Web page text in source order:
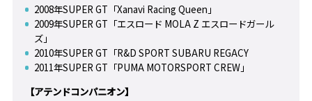
2008年SUPER GT「Xanavi Racing Queen」
2009年SUPER GT「エスロード MOLA Z エスロードガール
ズ」
2010年SUPER GT「R&D SPORT SUBARU REGACY
2011年SUPER GT「PUMA MOTORSPORT CREW」
【アテンドコンパニオン】